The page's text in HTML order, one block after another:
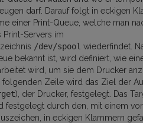
darf. Darauf folgt in eckigen
einer Print-Queue, welche man
Print-Servers im
/dev/spool wiederfindet.
bekannt ist, wird definiert, wie
wird, um sie dem Drucker
folgenden Zeile wird das Ziel der
), der Drucker, festgelegt. Das
festgelegt durch den, mit einem
in eckigen Klammern